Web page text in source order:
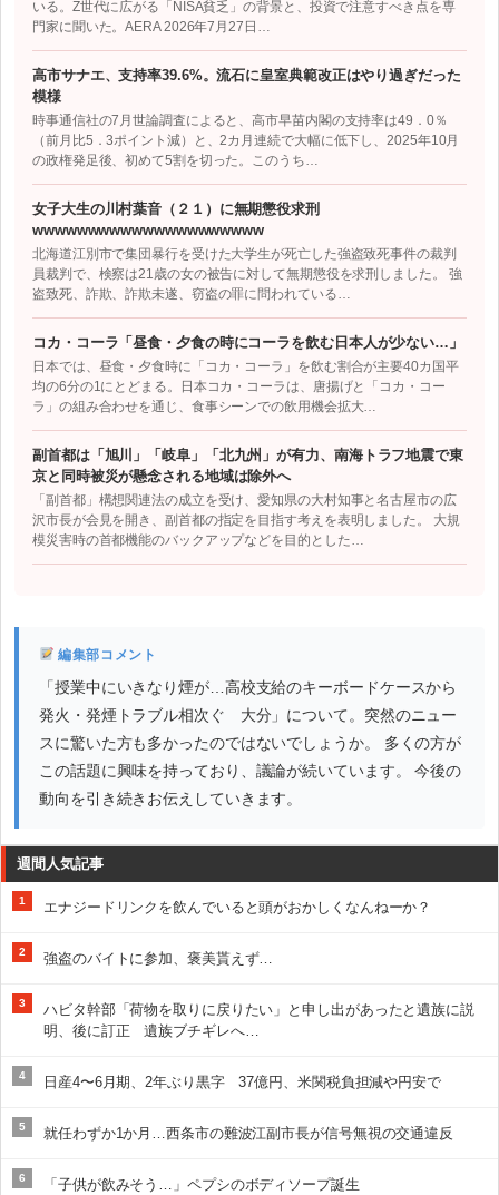
いる。Z世代に広がる「NISA貧乏」の背景と、投資で注意すべき点を専
門家に聞いた。AERA 2026年7月27日…
高市サナエ、支持率39.6%。流石に皇室典範改正はやり過ぎだった
模様
時事通信社の7月世論調査によると、高市早苗内閣の支持率は49．0％
（前月比5．3ポイント減）と、2カ月連続で大幅に低下し、2025年10月
の政権発足後、初めて5割を切った。このうち…
女子大生の川村葉音（２１）に無期懲役求刑
wwwwwwwwwwwwwwwwwwwww
北海道江別市で集団暴行を受けた大学生が死亡した強盗致死事件の裁判
員裁判で、検察は21歳の女の被告に対して無期懲役を求刑しました。 強
盗致死、詐欺、詐欺未遂、窃盗の罪に問われている…
コカ・コーラ「昼食・夕食の時にコーラを飲む日本人が少ない…」
日本では、昼食・夕食時に「コカ・コーラ」を飲む割合が主要40カ国平
均の6分の1にとどまる。日本コカ・コーラは、唐揚げと「コカ・コー
ラ」の組み合わせを通じ、食事シーンでの飲用機会拡大…
副首都は「旭川」「岐阜」「北九州」が有力、南海トラフ地震で東
京と同時被災が懸念される地域は除外へ
「副首都」構想関連法の成立を受け、愛知県の大村知事と名古屋市の広
沢市長が会見を開き、副首都の指定を目指す考えを表明しました。 大規
模災害時の首都機能のバックアップなどを目的とした…
編集部コメント
「授業中にいきなり煙が…高校支給のキーボードケースから
発火・発煙トラブル相次ぐ 大分」について。突然のニュー
スに驚いた方も多かったのではないでしょうか。 多くの方が
この話題に興味を持っており、議論が続いています。 今後の
動向を引き続きお伝えしていきます。
週間人気記事
1 エナジードリンクを飲んでいると頭がおかしくなんねーか？
2 強盗のバイトに参加、褒美貰えず…
3
ハビタ幹部「荷物を取りに戻りたい」と申し出があったと遺族に説
明、後に訂正 遺族ブチギレへ…
4 日産4〜6月期、2年ぶり黒字 37億円、米関税負担減や円安で
5 就任わずか1か月…西条市の難波江副市長が信号無視の交通違反
6 「子供が飲みそう…」ペプシのボディソープ誕生